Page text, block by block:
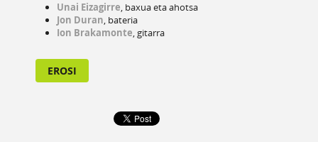
Unai Eizagirre, baxua eta ahotsa
Jon Duran, bateria
Ion Brakamonte,gitarra
EROSI